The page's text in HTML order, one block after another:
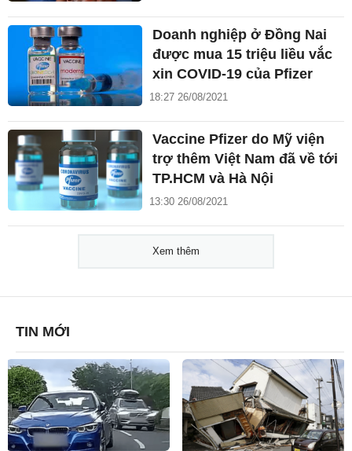
Doanh nghiệp ở Đồng Nai
được mua 15 triệu liều vắc
xin COVID-19 của Pfizer
18:27 26/08/2021
Vaccine Pfizer do Mỹ viện
trợ thêm Việt Nam đã về tới
TP.HCM và Hà Nội
13:30 26/08/2021
Xem thêm
TIN MỚI